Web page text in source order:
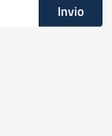
Invio